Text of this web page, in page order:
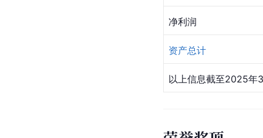
净利润
资产总计
以上信息截至2025年